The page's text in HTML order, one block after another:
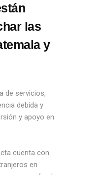
las
y
de servicios,
debida y
y apoyo en
cuenta con
en